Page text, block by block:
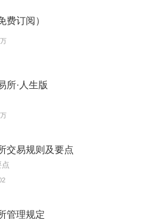
费订阅）
所·人生版
交易规则及要点
管理规定